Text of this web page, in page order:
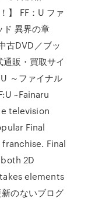
】 FF：U ファ
ド 異界の章
古DVD／ブッ
販・買取サイ
～ファイナル
~Fainaru
television
Final
Final
2D
elements
のないブログ